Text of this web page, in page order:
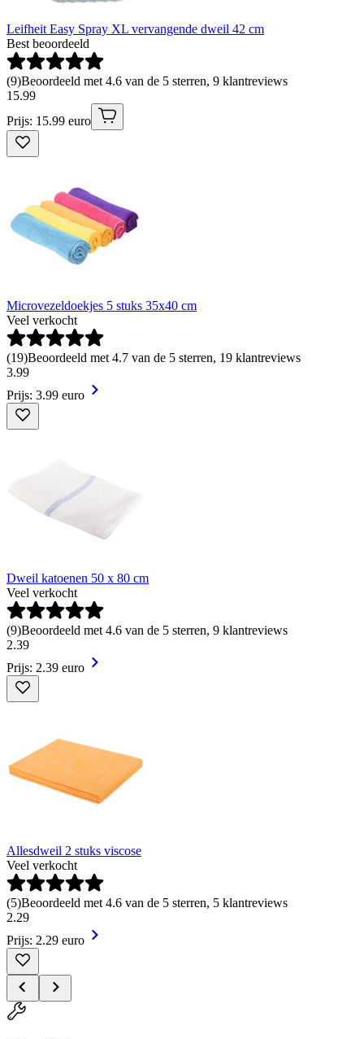
Leifheit Easy Spray XL vervangende dweil 42 cm
Best beoordeeld
(9)Beoordeeld met 4.6 van de 5 sterren, 9 klantreviews
15.99
Prijs: 15.99 euro
Microvezeldoekjes 5 stuks 35x40 cm
Veel verkocht
(19)Beoordeeld met 4.7 van de 5 sterren, 19 klantreviews
3.99
Prijs: 3.99 euro
Dweil katoenen 50 x 80 cm
Veel verkocht
(9)Beoordeeld met 4.6 van de 5 sterren, 9 klantreviews
2.39
Prijs: 2.39 euro
Allesdweil 2 stuks viscose
Veel verkocht
(5)Beoordeeld met 4.6 van de 5 sterren, 5 klantreviews
2.29
Prijs: 2.29 euro